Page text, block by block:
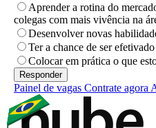
Aprender a rotina do
colegas com mais vivência na
Desenvolver novas
Ter a chance de ser
Colocar em prática o que
Painel de vagas Contrate agora